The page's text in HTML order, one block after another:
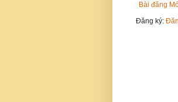
Bài đăng
Đăng ký: